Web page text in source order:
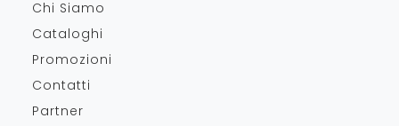
Chi Siamo
Cataloghi
Promozioni
Contatti
Partner